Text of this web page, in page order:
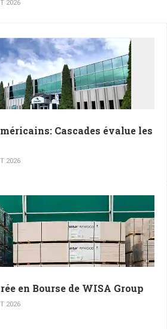
2026
Cascades évalue les
2026
en Bourse de WISA Group
2026